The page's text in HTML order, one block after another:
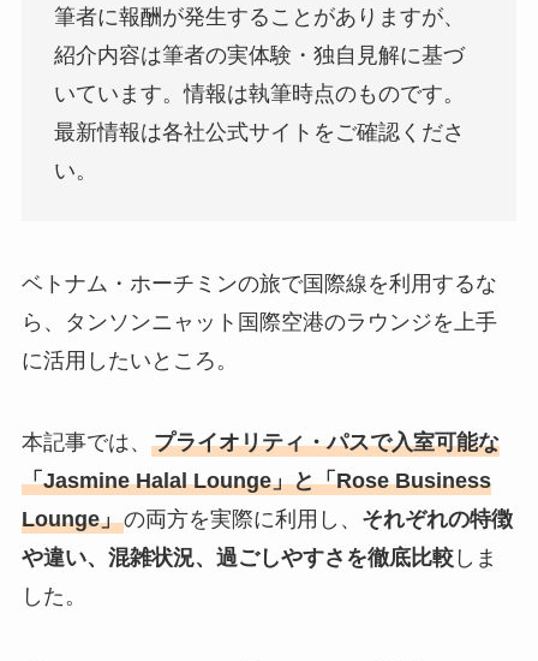
筆者に報酬が発生することがありますが、
紹介内容は筆者の実体験・独自見解に基づ
いています。情報は執筆時点のものです。
最新情報は各社公式サイトをご確認くださ
い。
ベトナム・ホーチミンの旅で国際線を利用するな
ら、タンソンニャット国際空港のラウンジを上手
に活用したいところ。
本記事では、 プライオリティ・パスで入室可能な
「Jasmine Halal Lounge」と「Rose Business
Lounge」の両方を実際に利用し、 それぞれの特徴
や違い、混雑状況、過ごしやすさを徹底比較しま
した。